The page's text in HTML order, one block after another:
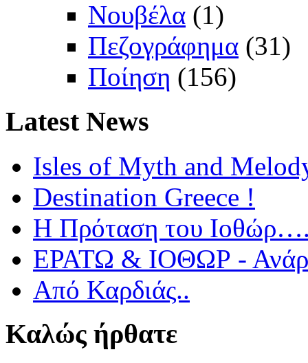
Νουβέλα (1)
Πεζογράφημα (31)
Ποίηση (156)
LatestNews
Isles of Myth and
Destination Greece !
Η Πρόταση του
ΕΡΑΤΩ & ΙΟΘΩΡ -
Από Καρδιάς..
Καλώς ήρθατε